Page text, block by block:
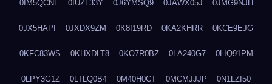
0IM5QCNL 0IUZL33Y 0J6YMSQ9 0JAWX05J 0JMG9NJH
0JX5HAPI 0JXDX9ZM 0K8I19RD 0KA2KHRR 0KCE9EJG
0KFC83WS 0KHXDLT8 0KO7R0BZ 0LA240G7 0LIQ91PM
0LPY3G1Z 0LTLQ0B4 0M40H0CT 0MCMJJJP 0N1LZI50